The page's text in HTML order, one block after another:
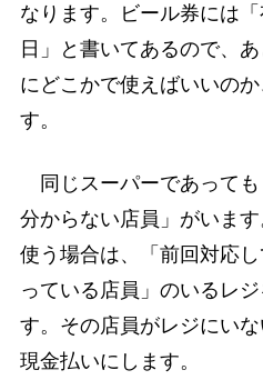
なります。ビール券には
日」と書いてあるので、
にどこかで使えばいいの
す。
同じスーパーであっても
分からない店員」がいま
使う場合は、「前回対応
っている店員」のいるレ
す。その店員がレジにいな
現金払いにします。